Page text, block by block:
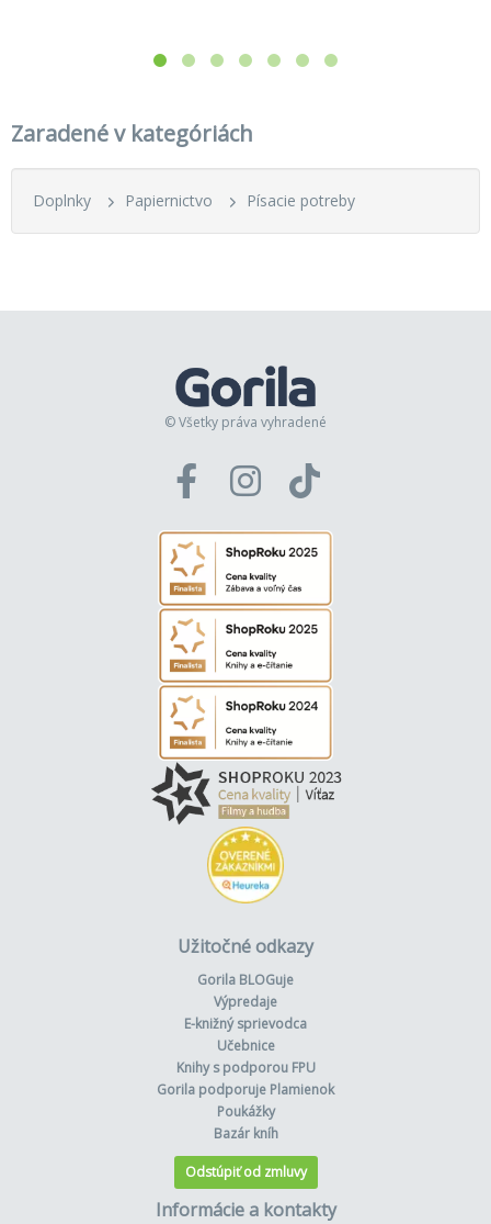
Zaradené v kategóriách
Doplnky Papiernictvo Písacie potreby
© Všetky práva vyhradené
Užitočné odkazy
Gorila BLOGuje
Výpredaje
E-knižný sprievodca
Učebnice
Knihy s podporou FPU
Gorila podporuje Plamienok
Poukážky
Bazár kníh
Odstúpiť od zmluvy
Informácie a kontakty